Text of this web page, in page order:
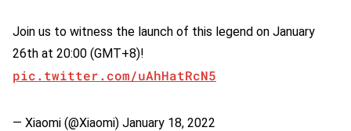
Join us to witness the launch of this legend on January
26th at 20:00 (GMT+8)!
pic.twitter.com/uAhHatRcN5
— Xiaomi (@Xiaomi) January 18, 2022